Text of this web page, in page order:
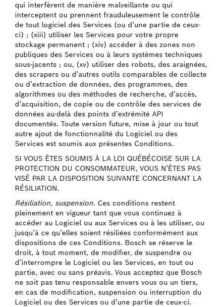
qui interfèrent de manière malveillante ou qui
interceptent ou prennent frauduleusement le contrôle
de tout logiciel des Services (ou d’une partie de ceux-
ci) ; (xiii) utiliser les Services pour votre propre
stockage permanent ; (xiv) accéder à des zones non
publiques des Services ou à leurs systèmes techniques
sous-jacents ; ou, (xv) utiliser des robots, des araignées,
des scrapers ou d’autres outils comparables de collecte
ou d’extraction de données, des programmes, des
algorithmes ou des méthodes de recherche, d’accès,
d’acquisition, de copie ou de contrôle des services de
données au-delà des points d’extrémité API
documentés. Toute version future, mise à jour ou tout
autre ajout de fonctionnalité du Logiciel ou des
Services est soumis aux présentes Conditions.
SI VOUS ÊTES SOUMIS À LA LOI QUÉBÉCOISE SUR LA
PROTECTION DU CONSOMMATEUR, VOUS N’ÊTES PAS
VISÉ PAR LA DISPOSITION SUIVANTE CONCERNANT LA
RÉSILIATION.
Résiliation, suspension. Ces conditions restent
pleinement en vigueur tant que vous continuez à
accéder au Logiciel ou aux Services ou à les utiliser, ou
jusqu’à ce qu’elles soient résiliées conformément aux
dispositions de ces Conditions. Bosch se réserve le
droit, à tout moment, de modifier, de suspendre ou
d’interrompre le Logiciel ou les Services, en tout ou
partie, avec ou sans préavis. Vous acceptez que Bosch
ne soit pas tenu responsable envers vous ou un tiers,
en cas de modification, suspension ou interruption du
Logiciel ou des Services ou d’une partie de ceux-ci.